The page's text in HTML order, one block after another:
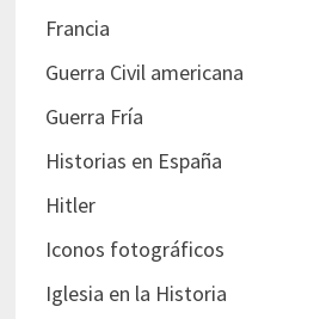
Francia
Guerra Civil americana
Guerra Fría
Historias en España
Hitler
Iconos fotográficos
Iglesia en la Historia